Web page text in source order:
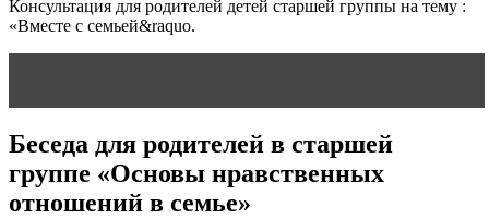
Консультация для родителей детей старшей группы на тему :
«Вместе с семьей&raquo.
Беседа для родителей в старшей
группе «Основы нравственных
отношений в семье»